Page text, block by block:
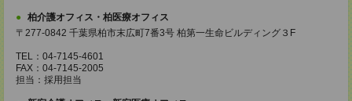
柏介護オフィス・柏医療オフィス
〒277-0842 千葉県柏市末広町7番3号 柏第一生命ビルディング３F
TEL：04-7145-4601
FAX：04-7145-2005
担当：採用担当